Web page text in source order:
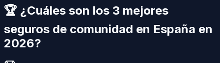
🏆 ¿Cuáles son los 3 mejores
seguros de comunidad en España en
2026?